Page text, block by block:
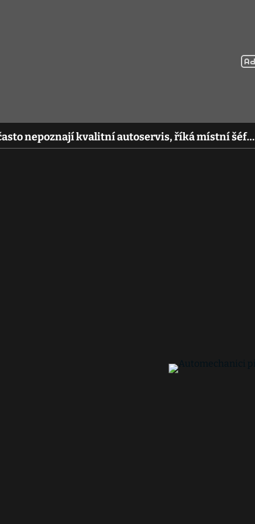
nepoznají kvalitní autoservis, říká místní šéf…